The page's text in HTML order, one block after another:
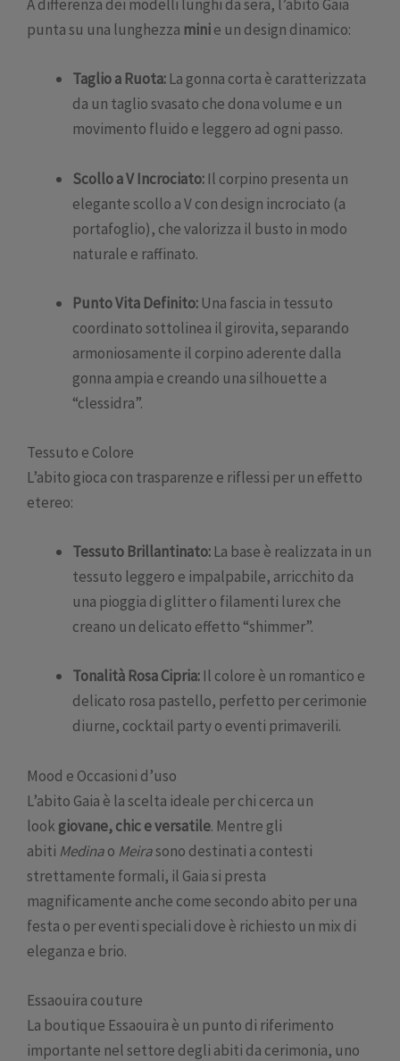
A differenza dei modelli lunghi da sera, l’abito Gaia
punta su una lunghezza minie un design dinamico:
Taglio a Ruota: La gonna corta è caratterizzata
da un taglio svasato che dona volume e un
movimento fluido e leggero ad ogni passo.
Scollo a V Incrociato: Il corpino presenta un
elegante scollo a V con design incrociato (a
portafoglio), che valorizza il busto in modo
naturale e raffinato.
Punto Vita Definito: Una fascia in tessuto
coordinato sottolinea il girovita, separando
armoniosamente il corpino aderente dalla
gonna ampia e creando una silhouette a
“clessidra”.
Tessuto e Colore
L’abito gioca con trasparenze e riflessi per un effetto
etereo:
Tessuto Brillantinato: La base è realizzata in un
tessuto leggero e impalpabile, arricchito da
una pioggia di glitter o filamenti lurex che
creano un delicato effetto “shimmer”.
Tonalità Rosa Cipria: Il colore è un romantico e
delicato rosa pastello, perfetto per cerimonie
diurne, cocktail party o eventi primaverili.
Mood e Occasioni d’uso
L’abito Gaia è la scelta ideale per chi cerca un
look giovane, chic e versatile. Mentre gli
abiti Medinao Meirasono destinati a contesti
strettamente formali, il Gaia si presta
magnificamente anche come secondo abito per una
festa o per eventi speciali dove è richiesto un mix di
eleganza e brio.
Essaouira couture
La boutique Essaouira è un punto di riferimento
importante nel settore degli abiti da cerimonia, uno